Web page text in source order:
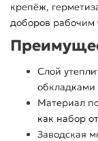
крепёж,
доборов рабочим
Слой
обкладками
Материал
как набор
Заводская